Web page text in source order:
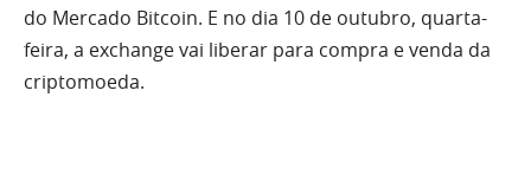
do Mercado Bitcoin. E no dia 10 de outubro, quarta-
feira, a exchange vai liberar para compra e venda da
criptomoeda.